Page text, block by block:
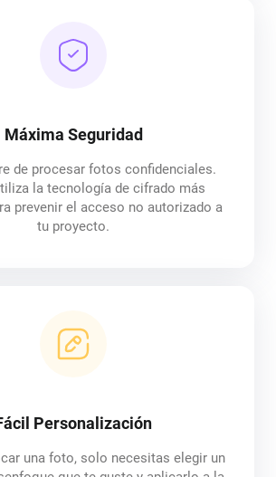
Máxima Seguridad
de procesar fotos confidenciales.
la tecnología de cifrado más
prevenir el acceso no autorizado a
tu proyecto.
Personalización
una foto, solo necesitas elegir un